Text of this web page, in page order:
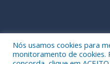
Todos os
Nós usamos cookies para
monitoramento de cookies.